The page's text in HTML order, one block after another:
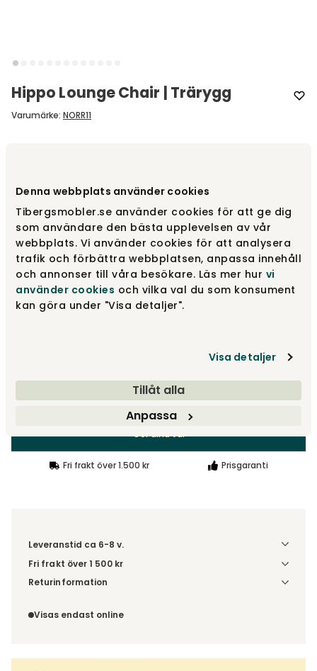
Denna webbplats använder cookies
Tibergsmobler.se använder cookies för att ge dig
som användare den bästa upplevelsen av vår
webbplats. Vi använder cookies för att analysera
trafik och förbättra webbplatsen, anpassa innehåll
och annonser till våra besökare. Läs mer hur vi
använder cookies och vilka val du som konsument
kan göra under "Visa detaljer".
Visa detaljer
Tillåt alla
Anpassa
Hippo Lounge Chair | Trärygg
Varumärke: NORR11
Trärygg
Helklädd fr.23 000 kr
fr.23 000 kr
Gör dina val
Fri frakt över 1.500 kr Prisgaranti
Leveranstid ca 6-8 v.
Fri frakt över 1 500 kr
Välj utförande via 'Gör dina val' för fraktinformation på din
Returinformation
inte av ångerrätten.
Visas endast online